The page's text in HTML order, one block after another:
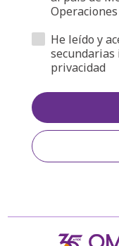
He leído y
secundarias
privacidad